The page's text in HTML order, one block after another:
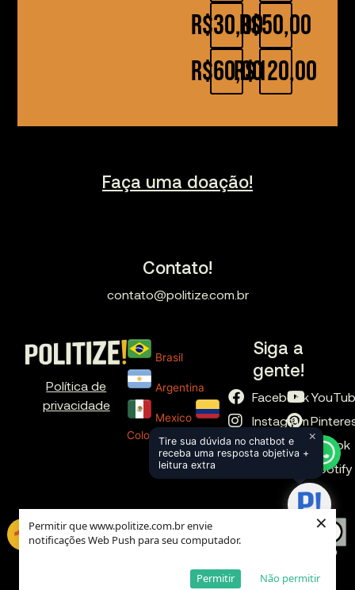
Permitir que www.politize.com.br envie
notificações Web Push para seu computador.
Não permitir
Permitir
×
R$30,00
R$60,00
R$50,00
R$120,00
Faça uma doação!
Contato!
contato@politize.com.br
Política de
privacidade
Brasil
Argentina
Mexico
Colombia
Siga a
gente!
Facebook
Instagram
X
TikTok
Spotify
Tire sua dúvida no chatbot e
receba uma resposta objetiva +
leitura extra
×